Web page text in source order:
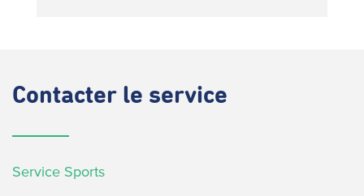
Contacter le service
Service Sports